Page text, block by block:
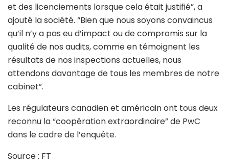
et des licenciements lorsque cela était justifié”, a
ajouté la société. “Bien que nous soyons convaincus
qu’il n’y a pas eu d’impact ou de compromis sur la
qualité de nos audits, comme en témoignent les
résultats de nos inspections actuelles, nous
attendons davantage de tous les membres de notre
cabinet”.
Les régulateurs canadien et américain ont tous deux
reconnu la “coopération extraordinaire” de PwC
dans le cadre de l’enquête.
Source : FT